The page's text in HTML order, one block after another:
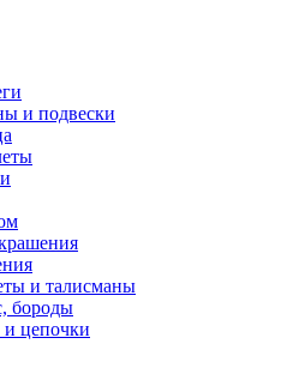
и подвески
и талисманы
бороды
цепочки